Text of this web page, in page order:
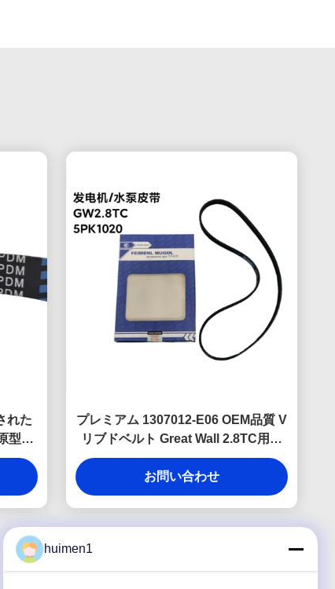
れた
型換
プレミアム 1307012-E06 OEM品質 V
リブドベルト Great Wall 2.8TC用、
オルタネーターとウォーターポンプ
を高効率で駆動するように設計され
ています。
お問い合わせ
huimen1